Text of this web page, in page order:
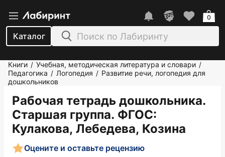
Каталог
0
Книги / Учебная, методическая литература и словари /
Педагогика / Логопедия / Развитие речи, логопедия для
дошкольников
Рабочая тетрадь дошкольника.
Старшая группа. ФГОС:
Кулакова, Лебедева, Козина
Оцените и оставьте рецензию